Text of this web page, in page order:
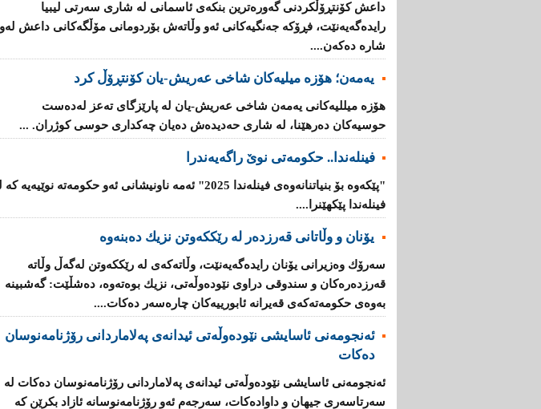
داعش كۆنتڕۆڵکردنی گەورەترین بنكەی ئاسمانی لە شاری سەرتی لیبیا
رایدەگەیەنێت، فڕۆكە جەنگیەكانی ئەو وڵاتەش بۆردومانی مۆڵگەكانی داعش لەو
شارە دەكەن....
یەمەن؛ هۆزە میلیەكان شاخی عەریش-یان كۆنتڕۆڵ كرد
هۆزە میللیەكانی یەمەن شاخی عەریش-یان لە پارێزگای تەعز لەدەست
حوسیەكان دەرهێنا، لە شاری حەدیدەش دەیان چەكداری حوسی كوژران. ...
فینلەندا.. حكومەتی نوێ راگەیەندرا
"پێكەوە بۆ بنیاتنانەوەی فینلەندا 2025" ئەمە ناونیشانی ئەو حكومەتە نوێیەیە
فینلەندا پێكهێنرا....
یۆنان‌ و وڵاتانی‌ قه‌رزده‌ر له‌ رێککەوتن نزیك ده‌بنه‌وه‌
سه‌رۆك وه‌زیرانی‌ یۆنان رایده‌گه‌یه‌نێت، وڵاته‌كه‌ی‌ له‌ رێکكه‌وتن له‌گه‌ڵ وڵاته‌
قه‌رزده‌ره‌كان‌ و سندوقی‌ دراوی‌ نێوده‌وڵه‌تی، نزیك بوه‌ته‌وه‌، ده‌شڵێت: گه‌شبینه‌
به‌وه‌ی‌ حكومه‌ته‌كه‌ی‌ قه‌یرانه‌ ئابورییه‌كان چاره‌سه‌ر ده‌كات....
ئه‌نجومه‌نی ئاسایشی نێوده‌وڵه‌تی ئیدانه‌ی په‌لاماردانی رۆژنامه‌نوسان
ده‌كات
ئه‌نجومه‌نی ئاسایشی نێوده‌وڵه‌تی ئیدانه‌ی په‌لاماردانی رۆژنامه‌نوسان ده‌كات له‌
سه‌رتاسه‌ری جیهان و داواده‌كات، سه‌رجه‌م ئه‌و رۆژنامه‌نوسانه‌ ئازاد بكرێن كه‌